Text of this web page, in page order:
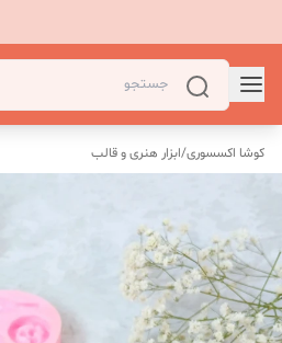
کوشا اکسسوری/ابزار هنری و قالب